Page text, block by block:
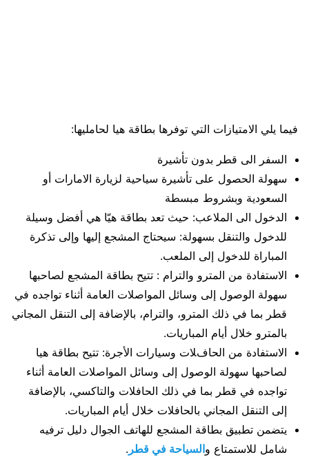
فيما يلي الامتيازات التي توفرها بطاقة هيا لحامليها:
السفر الى قطر بدون تأشيرة
سهولة الحصول على تأشيرة سياحية لزيارة الامارات أو
السعودية وبشروط مبسطة
الدخول الى الملاعب: حيث تعد بطاقة هيّا هي أفضل وسيلة
للدخول والتنقل بسهولة: سيحتاج المشجع إليها وإلى تذكرة
المباراة للدخول إلى الملعب.
الاستفادة من المترو والترام : تتيح بطاقة المشجع لصاحبها
سهولة الوصول إلى وسائل المواصلات العامة أثناء تواجده في
قطر بما في ذلك المترو، والترام، بالإضافة إلى التنقل المجاني
بالمترو خلال أيام المباريات.
الاستفادة من الحافلات وسيارات الأجرة: تتيح بطاقة هيا
لصاحبها سهولة الوصول إلى وسائل المواصلات العامة أثناء
تواجده في قطر بما في ذلك الحافلات والتاكسي، بالإضافة
إلى التنقل المجاني بالحافلات خلال أيام المباريات.
يتضمن تطبيق بطاقة المشجع للهاتف الجوال دليل ترفيه
شامل للاستمتاع والسياحة في قطر .